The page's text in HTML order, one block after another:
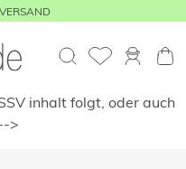
inhalt folgt, oder auch
>